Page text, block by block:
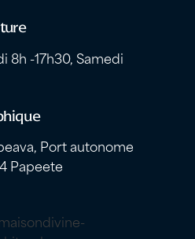
8h -17h30, Samedi
Port autonome
Papeete